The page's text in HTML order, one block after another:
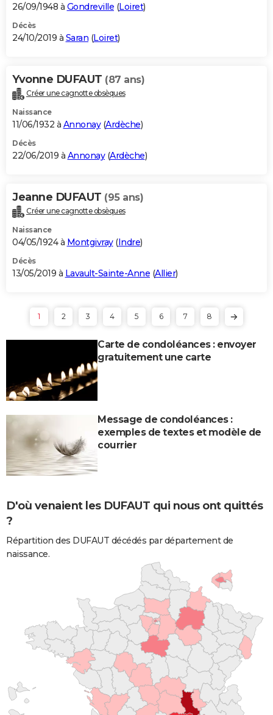
26/09/1948 à Gondreville (Loiret)
Décès
24/10/2019 à Saran (Loiret)
Yvonne DUFAUT (87 ans)
Créer une cagnotte obsèques
Naissance
11/06/1932 à Annonay(Ardèche)
Décès
22/06/2019 à Annonay(Ardèche)
Jeanne DUFAUT (95 ans)
Créer une cagnotte obsèques
Naissance
04/05/1924 à Montgivray(Indre)
Décès
13/05/2019 à Lavault-Sainte-Anne (Allier)
1 2 3 4 5 6 7 8
Carte de condoléances : envoyer
gratuitement une carte
Message de condoléances :
exemples de textes et modèle de
courrier
D'où venaient les DUFAUT qui nous ont quittés
?
Répartition des DUFAUT décédés par département de
naissance.